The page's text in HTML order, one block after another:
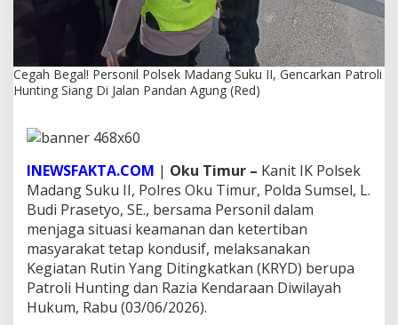
k
M
a
d
g
u
k
u
I
I
,
G
e
n
c
Cegah Begal! Personil Polsek Madang Suku II, Gencarkan Patroli
Hunting Siang Di Jalan Pandan Agung (Red)
INEWSFAKTA.COM | Oku Timur – Kanit IK Polsek
Madang Suku II, Polres Oku Timur, Polda Sumsel, L.
Budi Prasetyo, SE., bersama Personil dalam
menjaga situasi keamanan dan ketertiban
masyarakat tetap kondusif, melaksanakan
Kegiatan Rutin Yang Ditingkatkan (KRYD) berupa
Patroli Hunting dan Razia Kendaraan Diwilayah
Hukum, Rabu (03/06/2026).